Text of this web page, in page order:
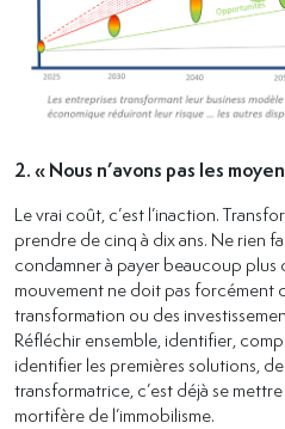
2. « Nous n’avons pas les
Le vrai coût, c’est l’inaction.
prendre de cinq à dix ans. Ne rien
condamner à payer beaucoup plus
mouvement ne doit pas forcément
transformation ou des
Réfléchir ensemble, identifier,
identifier les premières solutions,
transformatrice, c’est déjà se
mortifère de l’immobilisme.